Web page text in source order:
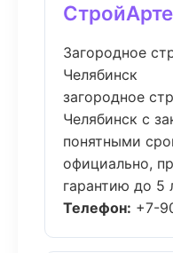
Загородное
Челябинск
загородное
Челябинск с
понятными
официально,
гарантию до 5
Телефон: +7-